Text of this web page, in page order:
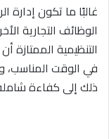
غالبًا ما تكون إدارة
الوظائف التجارية
التنظيمية الممتازة
في الوقت المناسب،
ذلك إلى كفاءة